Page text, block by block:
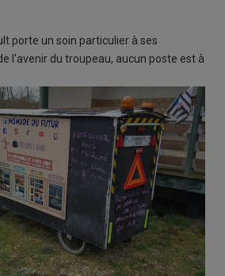
porte un soin particulier à ses
l'avenir du troupeau, aucun poste est à